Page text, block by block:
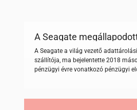
A Seagate
szállításról a Toshibával
A Seagate a világ vezető
szállítója, ma bejelentette 2018
pénzügyi évre vonatkozó pénzügyi
árréssel. A vállalat rekordnak